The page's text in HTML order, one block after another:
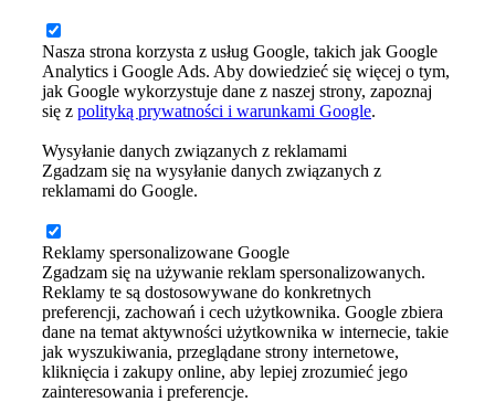
Nasza strona korzysta z usług Google, takich jak Google
Analytics i Google Ads. Aby dowiedzieć się więcej o tym,
jak Google wykorzystuje dane z naszej strony, zapoznaj
się z polityką prywatności i warunkami Google.
Wysyłanie danych związanych z reklamami
Zgadzam się na wysyłanie danych związanych z
reklamami do Google.
Reklamy spersonalizowane Google
Zgadzam się na używanie reklam spersonalizowanych.
Reklamy te są dostosowywane do konkretnych
preferencji, zachowań i cech użytkownika. Google zbiera
dane na temat aktywności użytkownika w internecie, takie
jak wyszukiwania, przeglądane strony internetowe,
kliknięcia i zakupy online, aby lepiej zrozumieć jego
zainteresowania i preferencje.